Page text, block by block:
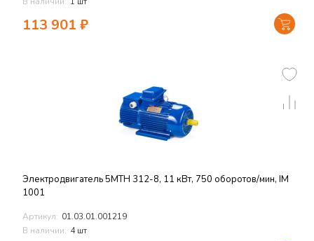
113 901 ₽
Электродвигатель 5MTH 312-8, 11 кВт, 750 оборотов/мин, IM
1001
Артикул: 01.03.01.001219
В наличии: 4 шт